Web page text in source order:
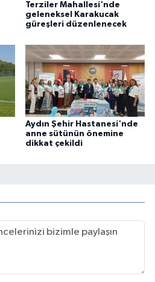
Terziler Mahallesi'nde
geleneksel Karakucak
güreşleri düzenlenecek
Aydın Şehir Hastanesi'nde
anne sütünün önemine
dikkat çekildi